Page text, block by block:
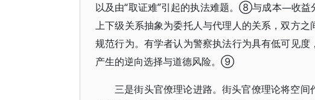
以及由“取证难”引起的执法难题。⑧与成本—收
上下级关系抽象为委托人与代理人的关系，双方
规范行为。有学者认为警察执法行为具有低可见
产生的逆向选择与道德风险。⑨
三是街头官僚理论进路。街头官僚理论将空